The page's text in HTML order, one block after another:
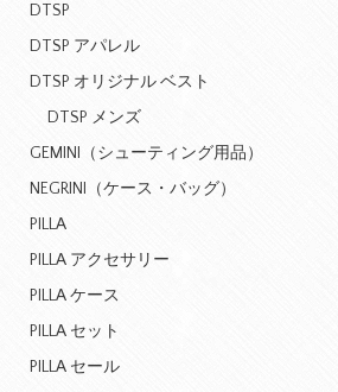
DTSP
DTSP アパレル
DTSP オリジナル ベスト
DTSP メンズ
GEMINI（シューティング用品）
NEGRINI（ケース・バッグ）
PILLA
PILLA アクセサリー
PILLA ケース
PILLA セット
PILLA セール